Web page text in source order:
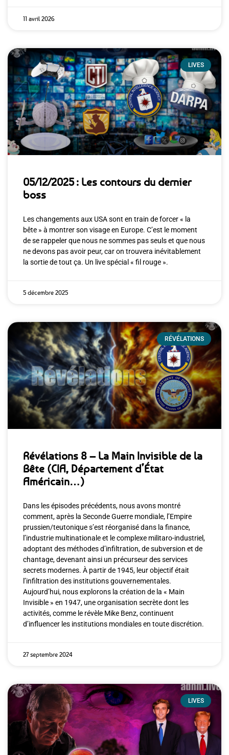
11 avril 2026
LIVES
05/12/2025 : Les contours du dernier
boss
Les changements aux USA sont en train de forcer « la
bête » à montrer son visage en Europe. C’est le moment
de se rappeler que nous ne sommes pas seuls et que nous
ne devons pas avoir peur, car on trouvera inévitablement
la sortie de tout ça. Un live spécial « fil rouge ».
5 décembre 2025
RÉVÉLATIONS
Révélations 8 – La Main Invisible de la
Bête (CIA, Département d’État
Américain…)
Dans les épisodes précédents, nous avons montré
comment, après la Seconde Guerre mondiale, l’Empire
prussien/teutonique s’est réorganisé dans la finance,
l’industrie multinationale et le complexe militaro-industriel,
adoptant des méthodes d’infiltration, de subversion et de
chantage, devenant ainsi un précurseur des services
secrets modernes. À partir de 1945, leur objectif était
l’infiltration des institutions gouvernementales.
Aujourd’hui, nous explorons la création de la « Main
Invisible » en 1947, une organisation secrète dont les
activités, comme le révèle Mike Benz, continuent
d’influencer les institutions mondiales en toute discrétion.
27 septembre 2024
LIVES